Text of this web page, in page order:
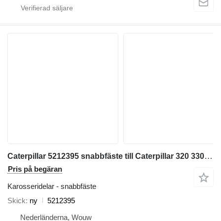
Caterpillar 5212395 snabbfäste till Caterpillar 320 330 313 323 333 315 326 M314 M315 311D 312D 314D 320E 312E 314E 324E 329E 330F 311F 313F 323F 315F 326F 312D2 313D2 320GC 313GC 313GX 315GC M313-07 M314-07 grävmaskin
Pris på begäran
Karosseridelar - snabbfäste
Skick ny
5212395
Nederländerna, Wouw